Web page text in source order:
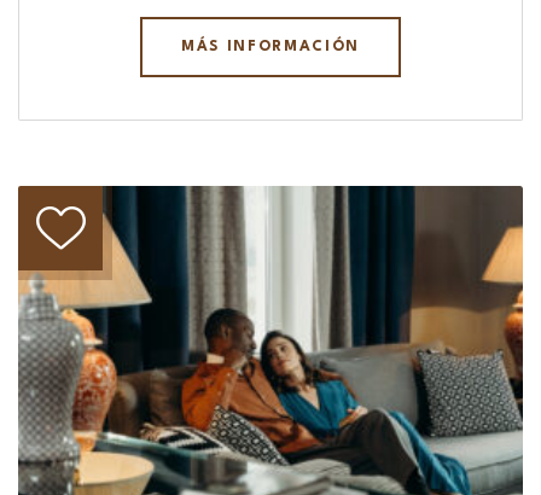
MÁS INFORMACIÓN